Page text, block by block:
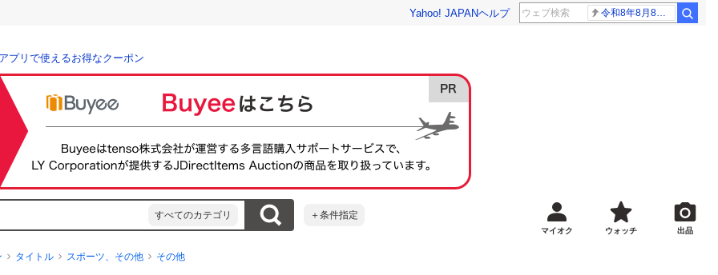
Yahoo! JAPANヘルプ 令和8年8月8日8時8分
プリで使えるお得なクーポン
すべてのカテゴリ ＋条件指定
マイオク ウォッチ 出品
タイトル スポーツ、その他 その他